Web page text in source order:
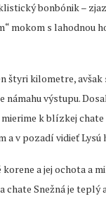
bonbónik –
mokom s
štyri kilometre,
námahu výstupu.
k blízkej
v pozadí vidieť Lysú
a jej ochota a
Snežná je